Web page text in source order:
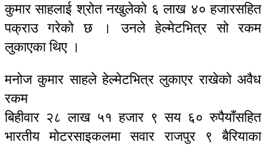
कुमार साहलाई श्रोत नखुलेको ६ लाख ४० हजारसहित
पक्राउ गरेको छ । उनले हेल्मेटभित्र सो रकम
लुकाएका थिए ।
मनोज कुमार साहले हेल्मेटभित्र लुकाएर राखेको अवैध
रकम
बिहीवार २८ लाख ५१ हजार ९ सय ६० रुपैयाँसहित
भारतीय मोटरसाइकलमा सवार राजपुर ९ बैरियाका